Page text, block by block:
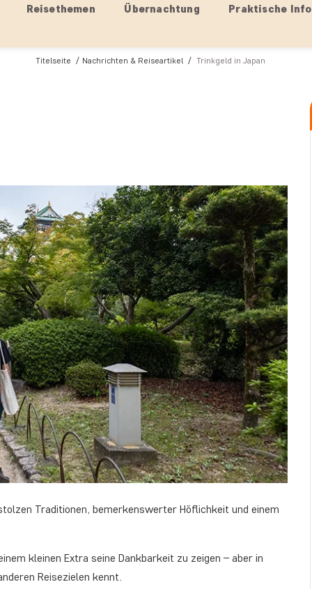
Reisethemen Übernachtung Praktische Info
Titelseite Nachrichten & Reiseartikel Trinkgeld in Japan
Traditionen, bemerkenswerter Höflichkeit und einem
kleinen Extra seine Dankbarkeit zu zeigen – aber in
Reisezielen kennt.